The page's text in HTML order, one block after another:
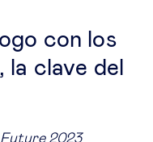
con los
clave del
2023